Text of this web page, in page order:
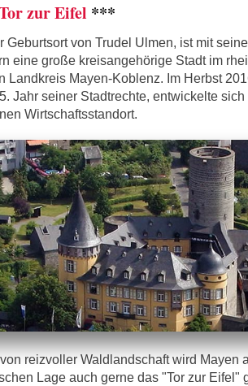
zur Eifel ***
Geburtsort von Trudel Ulmen, ist mit
eine große kreisangehörige Stadt im
Landkreis Mayen-Koblenz. Im Herbst
Jahr seiner Stadtrechte, entwickelte
Wirtschaftsstandort.
reizvoller Waldlandschaft wird Mayen
Lage auch gerne das "Tor zur Eifel"